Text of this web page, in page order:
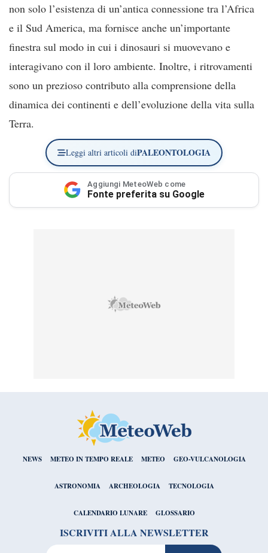
non solo l’esistenza di un’antica connessione tra l’Africa
e il Sud America, ma fornisce anche un’importante
finestra sul modo in cui i dinosauri si muovevano e
interagivano con il loro ambiente. Inoltre, i ritrovamenti
sono un prezioso contributo alla comprensione della
dinamica dei continenti e dell’evoluzione della vita sulla
Terra.
Leggi altri articoli diPALEONTOLOGIA
Aggiungi MeteoWeb come
Fonte preferita su Google
NEWS METEO IN TEMPO REALE METEO GEO-VULCANOLOGIA
ASTRONOMIA ARCHEOLOGIA TECNOLOGIA
CALENDARIO LUNARE GLOSSARIO
ISCRIVITI ALLA NEWSLETTER